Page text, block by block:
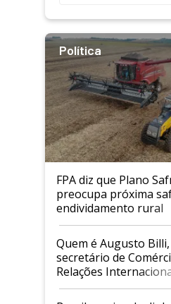
Política
FPA diz que Plano
preocupa próxima
endividamento rural
Quem é Augusto
secretário de
Relações
Mapa